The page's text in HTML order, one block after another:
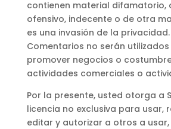
contienen material difamatorio,
ofensivo, indecente o de otra
es una invasión de la privacidad.
Comentarios no serán
promover negocios o
actividades comerciales o
Por la presente, usted otorga a
licencia no exclusiva para usar,
editar y autorizar a otros a